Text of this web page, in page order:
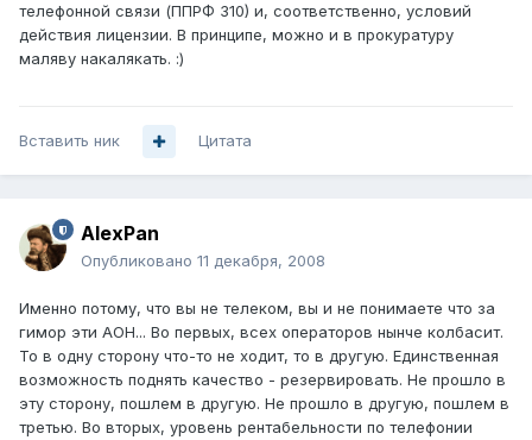
телефонной связи (ППРФ 310) и, соответственно, условий
действия лицензии. В принципе, можно и в прокуратуру
маляву накалякать. :)
Вставить ник Цитата
AlexPan
Опубликовано 11 декабря, 2008
Именно потому, что вы не телеком, вы и не понимаете что за
гимор эти АОН... Во первых, всех операторов нынче колбасит.
То в одну сторону что-то не ходит, то в другую. Единственная
возможность поднять качество - резервировать. Не прошло в
эту сторону, пошлем в другую. Не прошло в другую, пошлем в
третью. Во вторых, уровень рентабельности по телефонии